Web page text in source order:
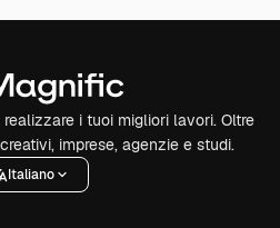
i tuoi migliori lavori. Oltre
imprese, agenzie e studi.
Italiano